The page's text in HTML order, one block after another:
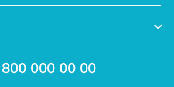
000 00 00